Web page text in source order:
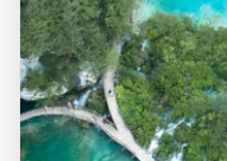
entdecken möchten.